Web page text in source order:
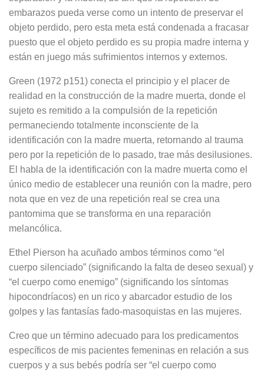
embarazos pueda verse como un intento de preservar el
objeto perdido, pero esta meta está condenada a fracasar
puesto que el objeto perdido es su propia madre interna y
están en juego más sufrimientos internos y externos.
Green (1972 p151) conecta el principio y el placer de
realidad en la construcción de la madre muerta, donde el
sujeto es remitido a la compulsión de la repetición
permaneciendo totalmente inconsciente de la
identificación con la madre muerta, retornando al trauma
pero por la repetición de lo pasado, trae más desilusiones.
El habla de la identificación con la madre muerta como el
único medio de establecer una reunión con la madre, pero
nota que en vez de una repetición real se crea una
pantomima que se transforma en una reparación
melancólica.
Ethel Pierson ha acuñado ambos términos como “el
cuerpo silenciado” (significando la falta de deseo sexual) y
“el cuerpo como enemigo” (significando los síntomas
hipocondríacos) en un rico y abarcador estudio de los
golpes y las fantasías fado-masoquistas en las mujeres.
Creo que un término adecuado para los predicamentos
específicos de mis pacientes femeninas en relación a sus
cuerpos y a sus bebés podría ser “el cuerpo como